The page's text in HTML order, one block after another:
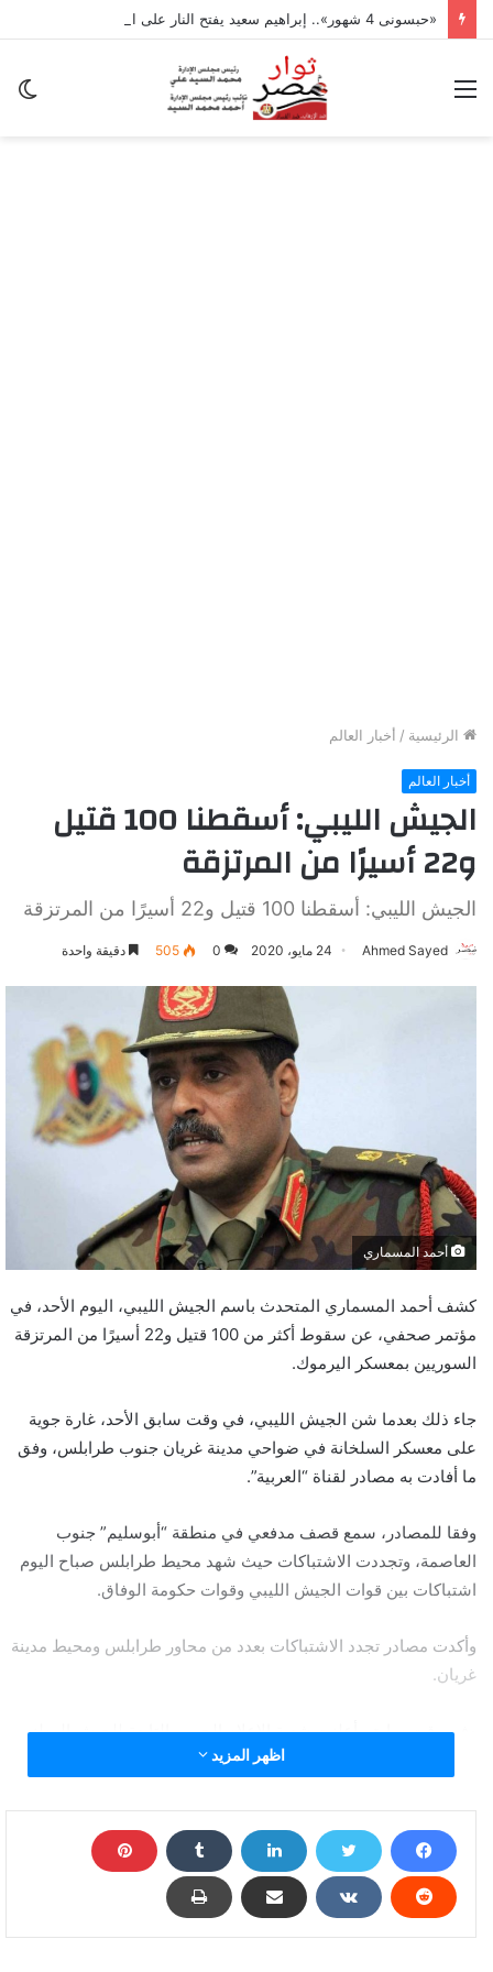
القائمة
الرئيسية / أخبار العالم
أخبار العالم
الجيش الليبي: أسقطنا 100 قتيل
و22 أسيرًا من المرتزقة
الجيش الليبي: أسقطنا 100 قتيل و22 أسيرًا من المرتزقة
Ahmed Sayed 24 مايو، 2020 0
505 دقيقة واحدة
أحمد المسماري
كشف أحمد المسماري المتحدث باسم الجيش الليبي، اليوم الأحد، في
مؤتمر صحفي، عن سقوط أكثر من 100 قتيل و22 أسيرًا من المرتزقة
السوريين بمعسكر اليرموك.
جاء ذلك بعدما شن الجيش الليبي، في وقت سابق الأحد، غارة جوية
على معسكر السلخانة في ضواحي مدينة غريان جنوب طرابلس، وفق
ما أفادت به مصادر لقناة “العربية”.
وفقا للمصادر، سمع قصف مدفعي في منطقة “أبوسليم” جنوب
العاصمة، وتجددت الاشتباكات حيث شهد محيط طرابلس صباح اليوم
اشتباكات بين قوات الجيش الليبي وقوات حكومة الوفاق.
وأكدت مصادر تجدد الاشتباكات بعدد من محاور طرابلس ومحيط مدينة
غريان.
وفي وقت سابق، أعلنت شعبة الإعلام الحربي التابعة للجيش الوطني
الليبي، أن سرية من الكتيبة 128 مشاة قد تحركت في اتجاه العاصمة
ولا تزال تركيا التي دعمت بشكل كبير خلال الأيام الماضية، فصائل
حكومة الوفاق في قتالها ضد الجيش الليبي بحسب ما أكد الأخير مرارا،
مستمرة على ما يبدو برفد الفصائل في طرابلس بالمقاتلين السوريين.
اظهر المزيد